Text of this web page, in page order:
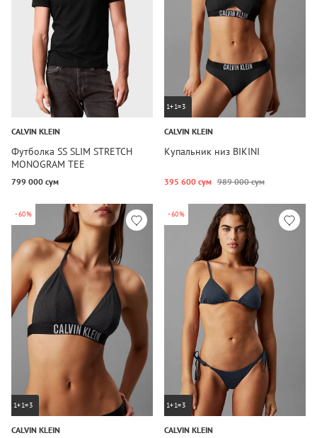
CALVIN KLEIN
Футболка SS SLIM STRETCH
MONOGRAM TEE
799 000 сум
1+1=3
CALVIN KLEIN
Купальник низ BIKINI
395 600 сум 989 000 сум
-60%
1+1=3
CALVIN KLEIN
-60%
1+1=3
CALVIN KLEIN